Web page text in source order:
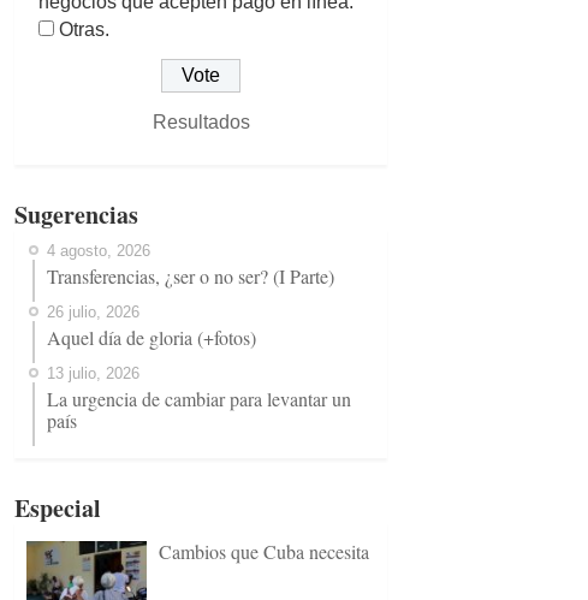
Otras.
Resultados
Sugerencias
4 agosto, 2026
Transferencias, ¿ser o no ser? (I Parte)
26 julio, 2026
Aquel día de gloria (+fotos)
13 julio, 2026
La urgencia de cambiar para levantar un
país
Especial
Cambios que Cuba necesita